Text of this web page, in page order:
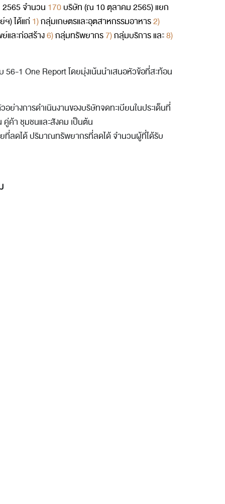
จำนวน 170บริษัท (ณ 10 ตุลาคม 2565) แยก
) ได้แก่ 1)กลุ่มเกษตรและอุตสาหกรรมอาหาร2)
และก่อสร้าง6)กลุ่มทรัพยากร7)กลุ่มบริการ และ8)
1 One Report โดยมุ่งเน้นนำเสนอหัวข้อที่สะท้อน
างการดำเนินงานของบริษัทจดทะเบียนในประเด็นที่
ค้า ชุมชนและสังคม เป็นต้น
ยที่ลดได้ ปริมาณทรัพยากรที่ลดได้ จำนวนผู้ที่ได้รับ